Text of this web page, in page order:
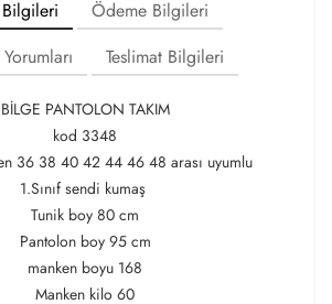
Ödeme Bilgileri
Teslimat Bilgileri
BİLGE PANTOLON TAKIM
kod 3348
36 38 40 42 44 46 48 arası uyumlu
1.Sınıf sendi kumaş
Tunik boy 80 cm
Pantolon boy 95 cm
manken boyu 168
Manken kilo 60